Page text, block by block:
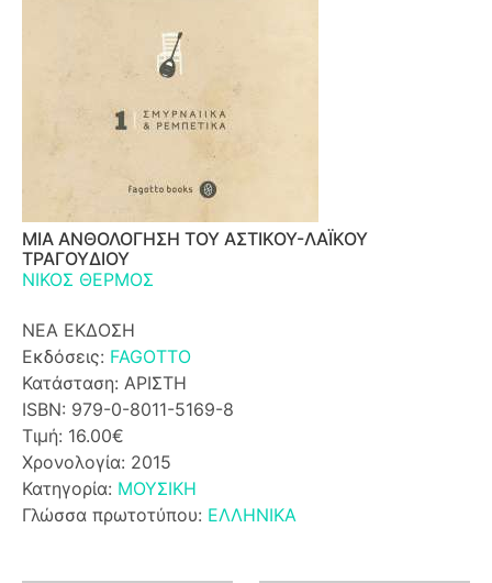
ΜΙΑ ΑΝΘΟΛΟΓΗΣΗ ΤΟΥ ΑΣΤΙΚΟΥ-ΛΑΪΚΟΥ
ΤΡΑΓΟΥΔΙΟΥ
ΝΙΚΟΣ ΘΕΡΜΟΣ
ΝΕΑ ΕΚΔΟΣΗ
Εκδόσεις: FAGOTTO
Κατάσταση: ΑΡΙΣΤΗ
ISBN: 979-0-8011-5169-8
Τιμή: 16.00€
Χρονολογία: 2015
Κατηγορία: ΜΟΥΣΙΚΗ
Γλώσσα πρωτοτύπου: ΕΛΛΗΝΙΚΑ